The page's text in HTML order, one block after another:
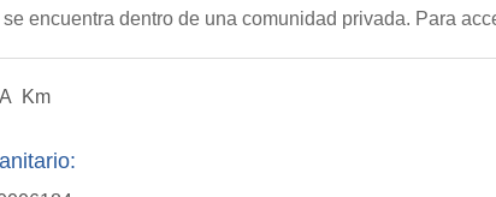
se encuentra dentro de una comunidad privada. Para
A Km